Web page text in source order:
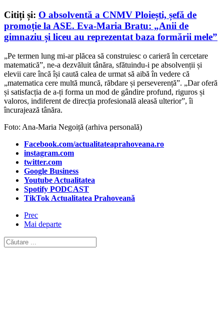
Citiți și: O absolventă a CNMV Ploiești, șefă de
promoție la ASE. Eva-Maria Bratu: „Anii de
gimnaziu și liceu au reprezentat baza formării mele”
„Pe termen lung mi-ar plăcea să construiesc o carieră în cercetare
matematică”, ne-a dezvăluit tânăra, sfătuindu-i pe absolvenții și
elevii care încă își caută calea de urmat să aibă în vedere că
„matematica cere multă muncă, răbdare și perseverență”. „Dar oferă
și satisfacția de a-ți forma un mod de gândire profund, riguros și
valoros, indiferent de direcția profesională aleasă ulterior”, îi
încurajează tânăra.
Foto: Ana-Maria Negoiță (arhiva personală)
Facebook.com/actualitateaprahoveana.ro
instagram.com
twitter.com
Google Business
Youtube Actualitatea
Spotify PODCAST
TikTok Actualitatea Prahoveană
Prec
Mai departe